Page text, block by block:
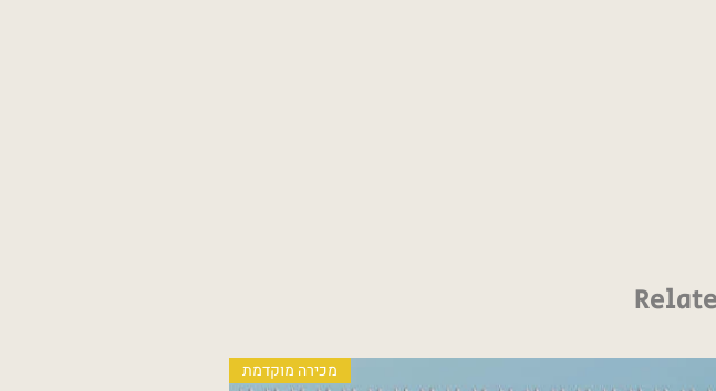
מכירה מוקדמת